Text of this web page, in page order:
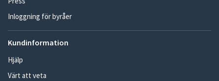
Inloggning för byråer
Kundinformation
Hjälp
Värt att veta